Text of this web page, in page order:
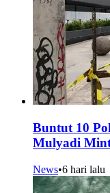
Buntut 10
Mulyadi
News•6 hari lalu